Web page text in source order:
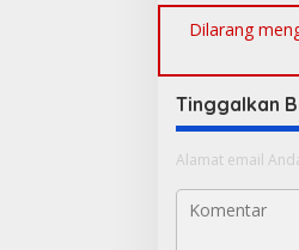
Dilarang
Tinggalkan
Alamat email